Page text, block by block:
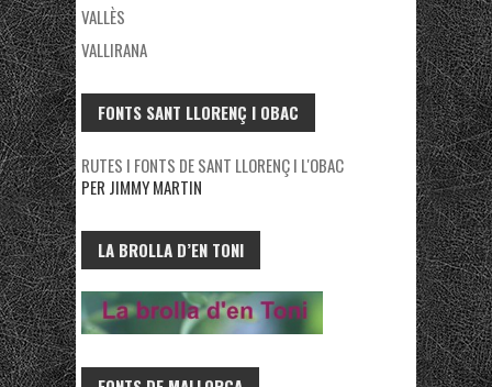
VALLÈS
VALLIRANA
FONTS SANT LLORENÇ I OBAC
RUTES I FONTS DE SANT LLORENÇ I L'OBAC
PER JIMMY MARTIN
LA BROLLA D’EN TONI